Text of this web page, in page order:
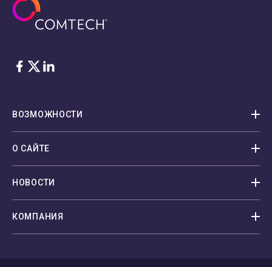
Facebook
Twitter
LinkedIn
ВОЗМОЖНОСТИ
О САЙТЕ
НОВОСТИ
КОМПАНИЯ